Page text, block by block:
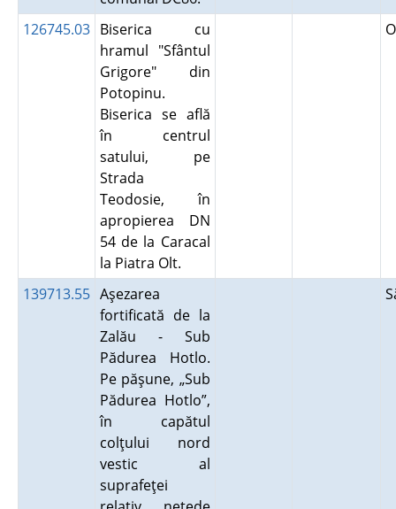
126745.03 Biserica cu
hramul "Sfântul
Grigore" din
Potopinu.
Biserica se află
în centrul
satului, pe
Strada
Teodosie, în
apropierea DN
54 de la Caracal
la Piatra Olt.
139713.55 Aşezarea
fortificată de la
Zalău - Sub
Pădurea Hotlo.
Pe păşune, „Sub
Pădurea Hotlo”,
în capătul
colţului nord
vestic al
suprafeţei